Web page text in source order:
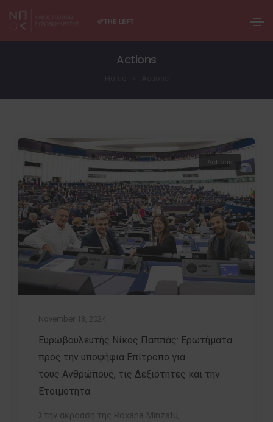
Actions
Actions
November 13, 2024
Ευρωβουλευτής Νίκος Παππάς: Ερωτήματα
προς την υποψήφια Επίτροπο για
τους Ανθρώπους, τις Δεξιότητες και την
Ετοιμότητα
Στην ακρόαση της Roxana Mînzatu,